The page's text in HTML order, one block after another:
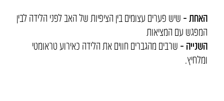
האחת – שיש פערים עצומים בין הציפיות של האב לפני הלידה לבין
המפגש עם המציאות
השנייה – שרבים מהגברים חווים את הלידה כאירוע טראומטי
ומלחיץ.